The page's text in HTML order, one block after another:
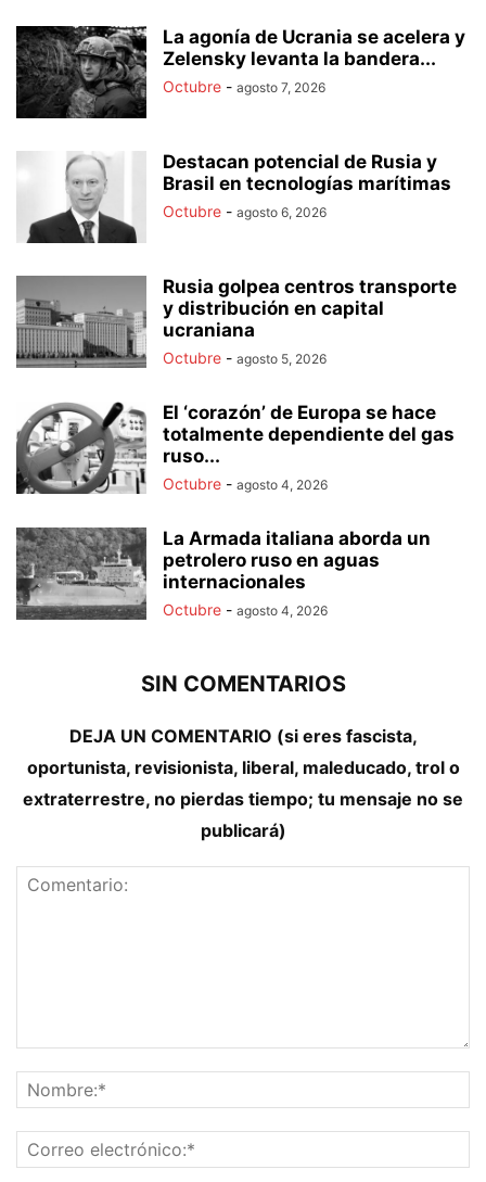
La agonía de Ucrania se acelera y
Zelensky levanta la bandera...
Octubre - agosto 7, 2026
Destacan potencial de Rusia y
Brasil en tecnologías marítimas
Octubre - agosto 6, 2026
Rusia golpea centros transporte
y distribución en capital
ucraniana
Octubre - agosto 5, 2026
El ‘corazón’ de Europa se hace
totalmente dependiente del gas
ruso...
Octubre - agosto 4, 2026
La Armada italiana aborda un
petrolero ruso en aguas
internacionales
Octubre - agosto 4, 2026
SIN COMENTARIOS
DEJA UN COMENTARIO (si eres fascista,
oportunista, revisionista, liberal, maleducado, trol o
extraterrestre, no pierdas tiempo; tu mensaje no se
publicará)